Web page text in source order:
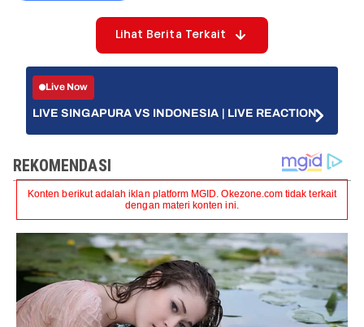
Lihat Berita Terkait
Live Now
LIVE SINGAPURA VS INDONESIA | LIVE REACTION